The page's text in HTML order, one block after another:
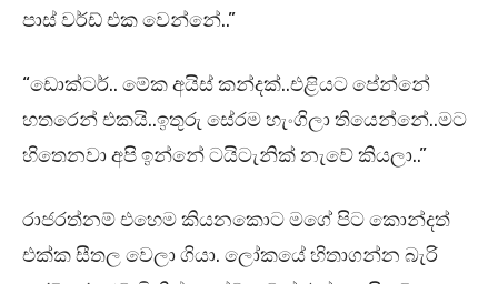
පාස් වර්ඩ් එක වෙන්නේ..”
“ඩොක්ටර්.. මේක අයිස් කන්දක්..එළියට පේන්නේ
හතරෙන් එකයි..ඉතුරු සේරම හැංගිලා තියෙන්නේ..මට
හිතෙනවා අපි ඉන්නේ ටයිටැනික් නැවේ කියලා..”
රාජරත්නම් එහෙම කියනකොට මගේ පිට කොන්දත්
එක්ක සීතල වෙලා ගියා. ලෝකයේ හිතාගන්න බැරි